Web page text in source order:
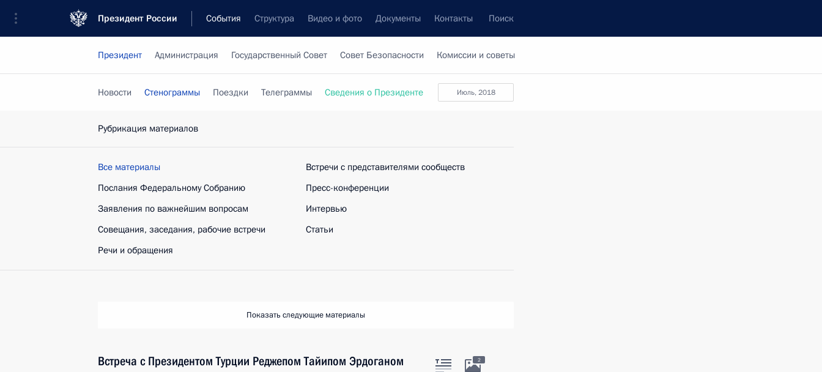
Президент России События Структура Видео и фото Документы Контакты Поиск
Президент Администрация Государственный Совет Совет Безопасности Комиссии и советы
июль, 2018
Новости Стенограммы Поездки Телеграммы Сведения о Президенте
Рубрикация материалов
Все материалы
Послания Федеральному Собранию
Заявления по важнейшим вопросам
Совещания, заседания, рабочие встречи
Речи и обращения
Встречи с представителями сообществ
Пресс-конференции
Интервью
Статьи
Показать следующие материалы
Встреча с Президентом Турции Реджепом Тайипом Эрдоганом 2